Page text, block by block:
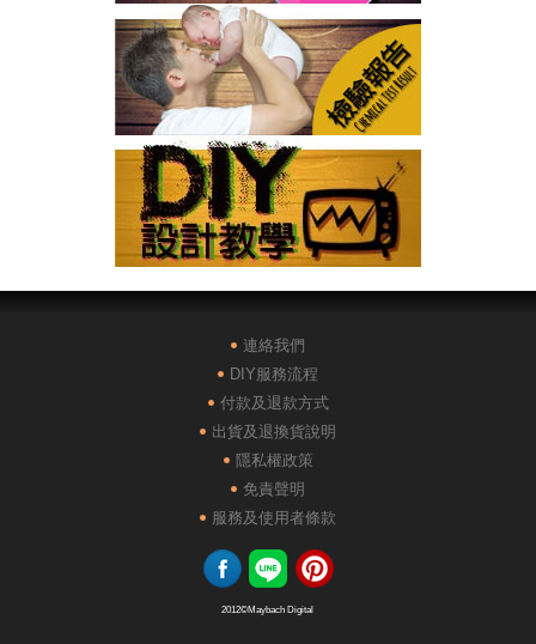
連絡我們
DIY服務流程
付款及退款方式
出貨及退換貨說明
隱私權政策
免責聲明
服務及使用者條款
2012©Maybach Digital